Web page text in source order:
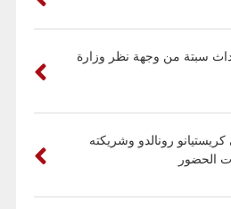
سبتة من وجهة نظر وزارة
رونالدو وشريكته
الحضور